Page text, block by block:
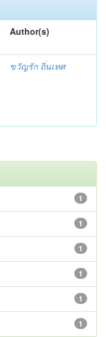
Author(s)
ขวัญรัก ถิ่นเทศ
1
1
1
1
1
1